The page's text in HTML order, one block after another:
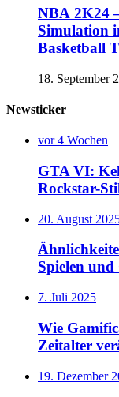
NBA 2K24
Simulation
Basketball
18. September
Newsticker
vor 4 Wochen
GTA VI:
Rockstar-
20. August
Spielen und
7. Juli 2025
Wie
Zeitalter
19. Dezember